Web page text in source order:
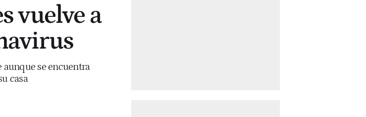
vuelve a
se encuentra
casa